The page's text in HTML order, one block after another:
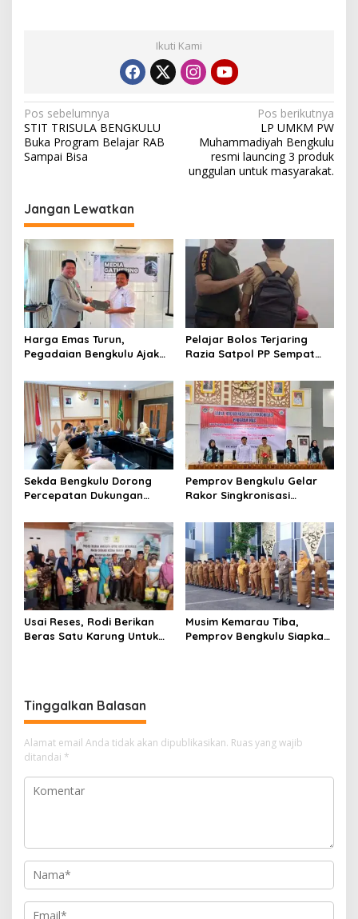
Ikuti Kami
Navigasi
pos
Pos sebelumnya
STIT TRISULA BENGKULU
Buka Program Belajar RAB
Sampai Bisa
Pos berikutnya
LP UMKM PW
Muhammadiyah Bengkulu
resmi launcing 3 produk
unggulan untuk masyarakat.
Jangan Lewatkan
Harga Emas Turun,
Pegadaian Bengkulu Ajak
Investasi
Pelajar Bolos Terjaring
Razia Satpol PP Sempat
Sekda Bengkulu Dorong
Percepatan Dukungan
Pembangunan TPST
Regional
Pemprov Bengkulu Gelar
Rakor Singkronisasi
Gratis
Usai Reses, Rodi Berikan
Beras Satu Karung Untuk
Musim Kemarau Tiba,
Pemprov Bengkulu Siapkan
Tinggalkan Balasan
Alamat email Anda tidak akan dipublikasikan. Ruas yang wajib
ditandai *